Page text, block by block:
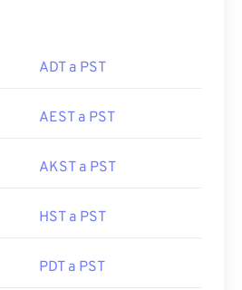
ADT a PST
AEST a PST
AKST a PST
HST a PST
PDT a PST